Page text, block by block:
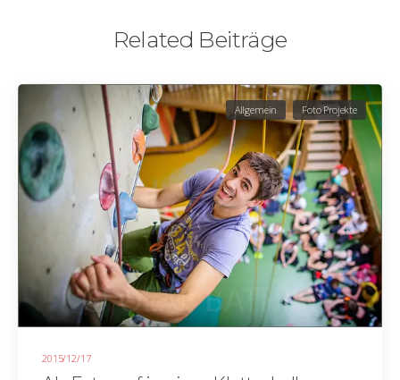
Related Beiträge
2015/12/17
Allgemein Foto Projekte